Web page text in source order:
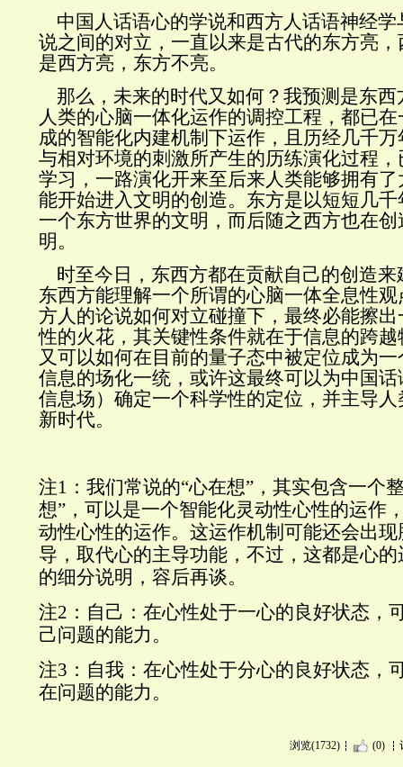
中国人话语心的学说和西方人话语神经
说之间的对立，一直以来是古代的东方亮
是西方亮，东方不亮。
那么，未来的时代又如何？我预测是东
人类的心脑一体化运作的调控工程，都已
成的智能化内建机制下运作，且历经几千
与相对环境的刺激所产生的历练演化过程
学习，一路演化开来至后来人类能够拥有
能开始进入文明的创造。东方是以短短几
一个东方世界的文明，而后随之西方也在
明。
时至今日，东西方都在贡献自己的创造
东西方能理解一个所谓的心脑一体全息性
方人的论说如何对立碰撞下，最终必能擦
性的火花，其关键性条件就在于信息的跨
又可以如何在目前的量子态中被定位成为
信息的场化一统，或许这最终可以为中国
信息场）确定一个科学性的定位，并主导
新时代。
注1 ：我们常说的“心在想” ，其实包含一个
想” ，可以是一个智能化灵动性心性的运作
动性心性的运作。这运作机制可能还会出
导，取代心的主导功能，不过，这都是心
的细分说明，容后再谈。
注2 ：自己：在心性处于一心的良好状态，
己问题的能力。
注3 ：自我：在心性处于分心的良好状态，
在问题的能力。
浏览(1732) (0)